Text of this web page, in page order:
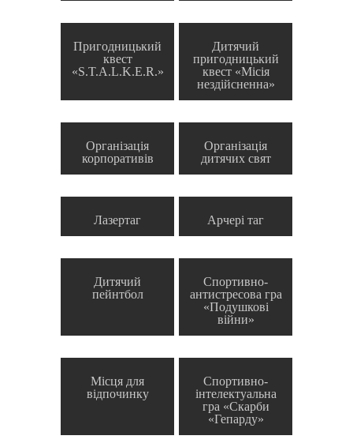
Пригодницький
квест
«S.T.A.L.K.E.R.»
Дитячий
пригодницький
квест «Місія
нездійсненна»
Організація
корпоративів
Організація
дитячих свят
Лазертаг Арчері таг
Дитячий
пейнтбол
Спортивно-
антистресова гра
«Подушкові
війни»
Місця для
відпочинку
Спортивно-
інтелектуальна
гра «Скарби
«Гепарду»